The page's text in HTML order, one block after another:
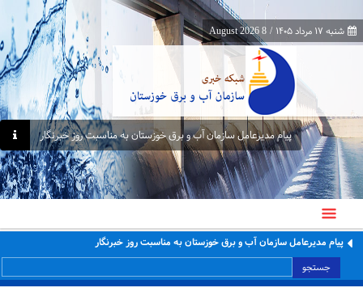
شنبه ۱۷ مرداد ۱۴۰۵ /
8 August 2026
پیام مدیرعامل سازمان آب و برق خوزستان به مناسبت روز خبرنگار
پیام مدیرعامل سازمان آب و برق خوزستان به مناسبت روز خبرنگار
جستجو